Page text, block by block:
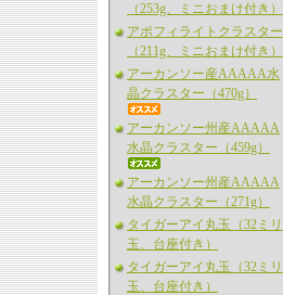
（253g、ミニおまけ付き）
アポフィライトクラスター
（211g、ミニおまけ付き）
アーカンソー産AAAAA水
晶クラスター（470g）
アーカンソー州産AAAAA
水晶クラスター（459g）
アーカンソー州産AAAAA
水晶クラスター（271g）
タイガーアイ丸玉（32ミリ
玉、台座付き）
タイガーアイ丸玉（32ミリ
玉、台座付き）